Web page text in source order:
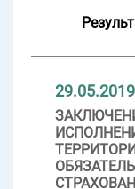
29.05.2019